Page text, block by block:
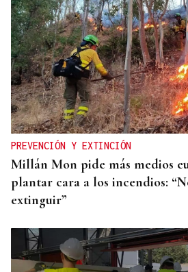
PREVENCIÓN Y EXTINCIÓN
Millán Mon pide más medios
plantar cara a los incendios:
extinguir”